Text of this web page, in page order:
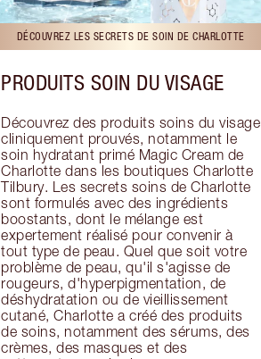
DÉCOUVREZ LES SECRETS DE SOIN DE CHARLOTTE
PRODUITS SOIN DU VISAGE
Découvrez des produits soins du visage
cliniquement prouvés, notamment le
soin hydratant primé Magic Cream de
Charlotte dans les boutiques Charlotte
Tilbury. Les secrets soins de Charlotte
sont formulés avec des ingrédients
boostants, dont le mélange est
expertement réalisé pour convenir à
tout type de peau. Quel que soit votre
problème de peau, qu'il s'agisse de
rougeurs, d'hyperpigmentation, de
déshydratation ou de vieillissement
cutané, Charlotte a créé des produits
de soins, notamment des sérums, des
crèmes, des masques et des